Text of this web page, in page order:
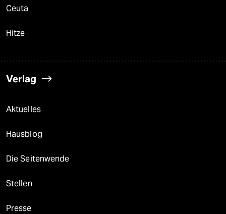
Ceuta
Hitze
Verlag
Aktuelles
Hausblog
Die Seitenwende
Stellen
Presse